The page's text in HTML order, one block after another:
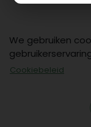
Contact
hello@flex-
We gebruiken
Cookiebeleid